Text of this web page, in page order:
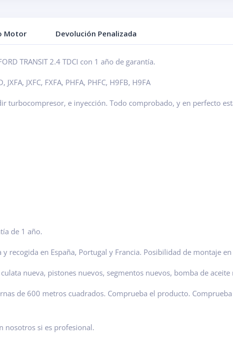
Motor Devolución Penalizada
TRANSIT 2.4 TDCI con 1 año de garantía.
JXFC, FXFA, PHFA, PHFC, H9FB, H9FA
turbocompresor, e inyección. Todo comprobado, y en perfecto
de 1 año.
recogida en España, Portugal y Francia. Posibilidad de montaje
nueva, pistones nuevos, segmentos nuevos, bomba de
de 600 metros cuadrados. Comprueba el producto.
nosotros si es profesional.